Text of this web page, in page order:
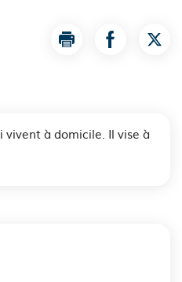
Imprimer la page
Partager la
vivent à domicile. Il vise à